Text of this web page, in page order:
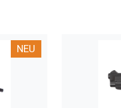
NEU